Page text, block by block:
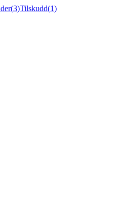
(3)Tilskudd(1)